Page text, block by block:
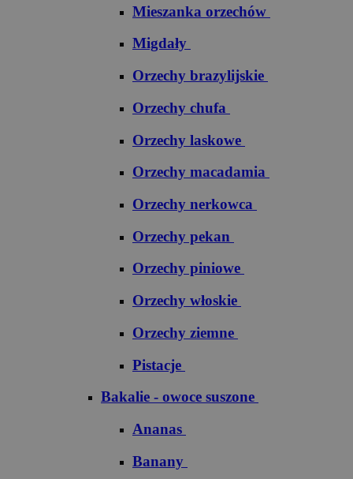
Mieszanka orzechów
Migdały
Orzechy brazylijskie
Orzechy chufa
Orzechy laskowe
Orzechy macadamia
Orzechy nerkowca
Orzechy pekan
Orzechy piniowe
Orzechy włoskie
Orzechy ziemne
Pistacje
Bakalie - owoce suszone
Ananas
Banany